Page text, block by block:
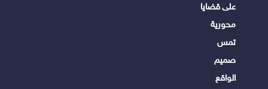
على قضايا
محورية
تمس
صميم
الواقع